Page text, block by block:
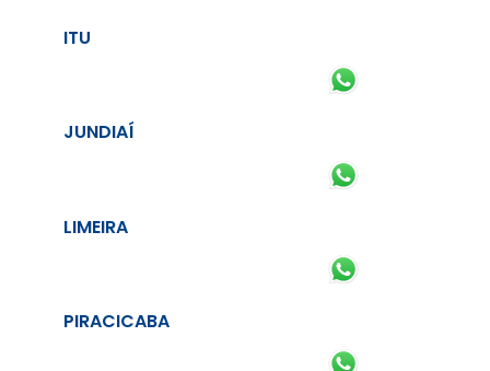
ITU
JUNDIAÍ
LIMEIRA
PIRACICABA